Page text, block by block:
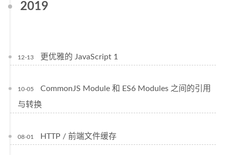
2019
12-13 更优雅的 JavaScript 1
10-05
CommonJS Module 和 ES6 Modules 之间的引用
与转换
08-01 HTTP / 前端文件缓存